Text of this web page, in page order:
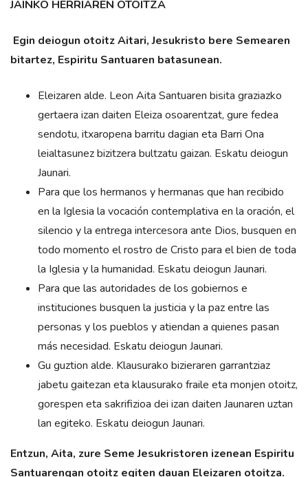
JAINKO HERRIAREN OTOITZA
Egin deiogun otoitz Aitari, Jesukristo bere Semearen
bitartez, Espiritu Santuaren batasunean.
Eleizaren alde. Leon Aita Santuaren bisita graziazko
gertaera izan daiten Eleiza osoarentzat, gure fedea
sendotu, itxaropena barritu dagian eta Barri Ona
leialtasunez bizitzera bultzatu gaizan. Eskatu deiogun
Jaunari.
Para que los hermanos y hermanas que han recibido
en la Iglesia la vocación contemplativa en la oración, el
silencio y la entrega intercesora ante Dios, busquen en
todo momento el rostro de Cristo para el bien de toda
la Iglesia y la humanidad. Eskatu deiogun Jaunari.
Para que las autoridades de los gobiernos e
instituciones busquen la justicia y la paz entre las
personas y los pueblos y atiendan a quienes pasan
más necesidad. Eskatu deiogun Jaunari.
Gu guztion alde. Klausurako bizieraren garrantziaz
jabetu gaitezan eta klausurako fraile eta monjen otoitz,
gorespen eta sakrifizioa dei izan daiten Jaunaren uztan
lan egiteko. Eskatu deiogun Jaunari.
Entzun, Aita, zure Seme Jesukristoren izenean Espiritu
Santuarengan otoitz egiten dauan Eleizaren otoitza.